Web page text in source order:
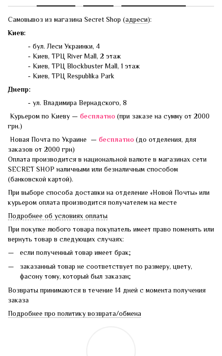
Самовывоз из магазина Secret Shop (адреси):
Киев:
- бул. Леси Украинки, 4
- Киев, ТРЦ River Mall, 2 этаж
- Киев, ТРЦ Blockbuster Mall, 1 этаж
- Киев, ТРЦ Respublika Park
Днепр:
- ул. Владимира Вернадского, 8
Курьером по Киеву — бесплатно (при заказе на сумму от 2000
грн.)
Новая Почта по Украине — бесплатно (до отделения, для
заказов от 2000 грн)
Оплата производится в национальной валюте в магазинах сети
SECRET SHOP наличными или безналичным способом
(банковской картой).
При выборе способа доставки на отделение «Новой Почты» или
курьером оплата производится получателем на месте
Подробнее об условиях оплаты
При покупке любого товара покупатель имеет право поменять или
вернуть товар в следующих случаях:
если полученный товар имеет брак;
заказанный товар не соответствует по размеру, цвету,
фасону тому, который был заказан;
Возвраты принимаются в течение 14 дней с момента получения
заказа
Подробнее про политику возврата/обмена